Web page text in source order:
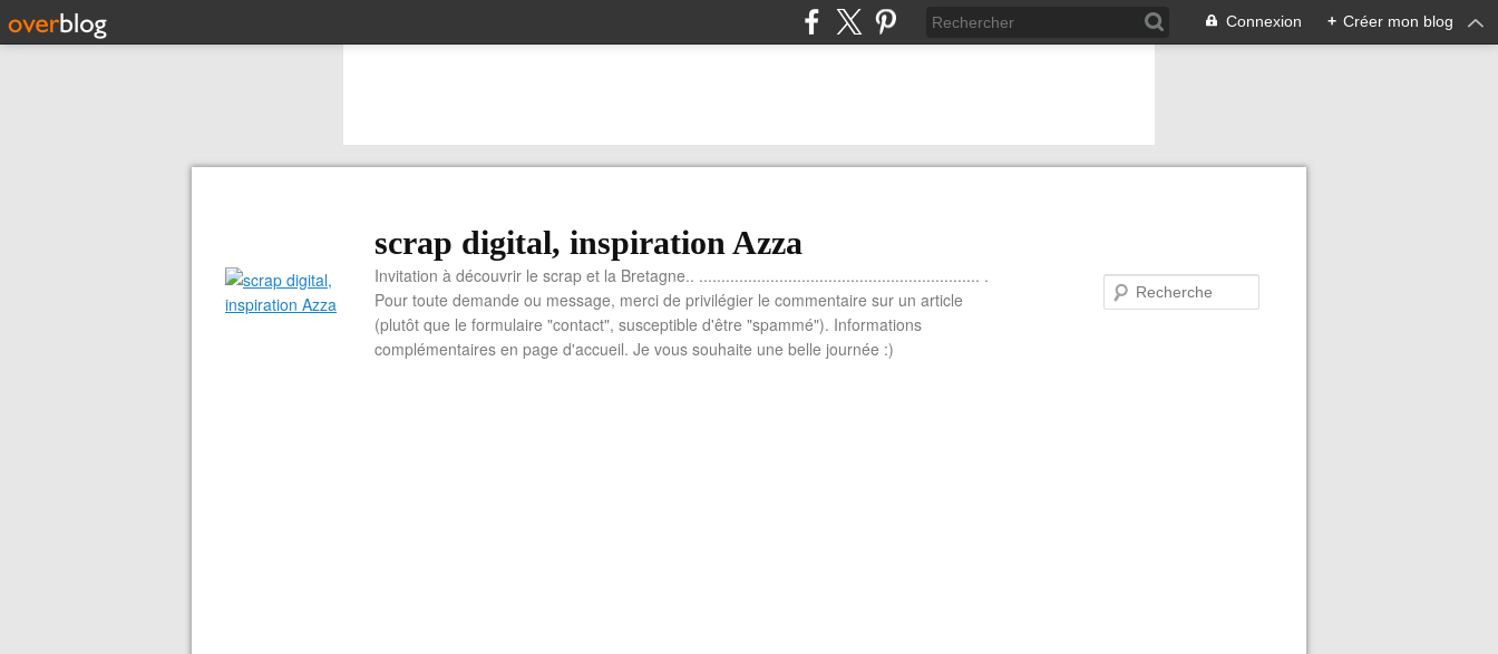
Connexion + Créer mon blog
scrap digital, inspiration Azza
Invitation à découvrir le scrap et la Bretagne.. ............................................................... .
Pour toute demande ou message, merci de privilégier le commentaire sur un article
(plutôt que le formulaire "contact", susceptible d'être "spammé"). Informations
complémentaires en page d'accueil. Je vous souhaite une belle journée :)